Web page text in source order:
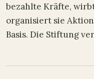
bezahlte Kräfte,
organisiert sie
Basis. Die Stiftung